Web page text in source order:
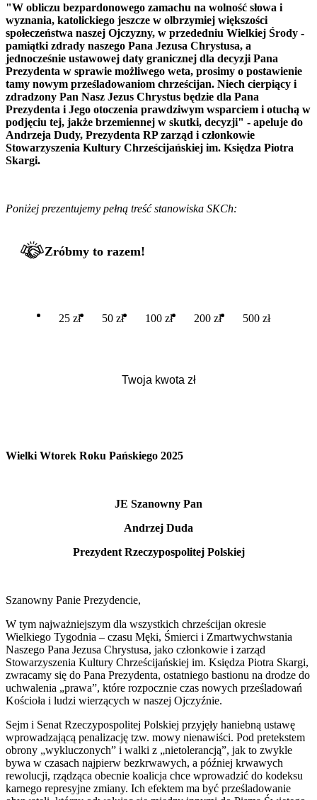
"W obliczu bezpardonowego zamachu na wolność słowa i
wyznania, katolickiego jeszcze w olbrzymiej większości
społeczeństwa naszej Ojczyzny, w przededniu Wielkiej Środy -
pamiątki zdrady naszego Pana Jezusa Chrystusa, a
jednocześnie ustawowej daty granicznej dla decyzji Pana
Prezydenta w sprawie możliwego weta, prosimy o postawienie
tamy nowym prześladowaniom chrześcijan. Niech cierpiący i
zdradzony Pan Nasz Jezus Chrystus będzie dla Pana
Prezydenta i Jego otoczenia prawdziwym wsparciem i otuchą w
podjęciu tej, jakże brzemiennej w skutki, decyzji" - apeluje do
Andrzeja Dudy, Prezydenta RP zarząd i członkowie
Stowarzyszenia Kultury Chrześcijańskiej im. Księdza Piotra
Skargi.
Poniżej prezentujemy pełną treść stanowiska SKCh:
Zróbmy to razem!
25 zł 50 zł 100 zł 200 zł 500 zł
Wielki Wtorek Roku Pańskiego 2025
JE Szanowny Pan
Andrzej Duda
Prezydent Rzeczypospolitej Polskiej
Szanowny Panie Prezydencie,
W tym najważniejszym dla wszystkich chrześcijan okresie
Wielkiego Tygodnia – czasu Męki, Śmierci i Zmartwychwstania
Naszego Pana Jezusa Chrystusa, jako członkowie i zarząd
Stowarzyszenia Kultury Chrześcijańskiej im. Księdza Piotra Skargi,
zwracamy się do Pana Prezydenta, ostatniego bastionu na drodze do
uchwalenia „prawa”, które rozpocznie czas nowych prześladowań
Kościoła i ludzi wierzących w naszej Ojczyźnie.
Sejm i Senat Rzeczypospolitej Polskiej przyjęły haniebną ustawę
wprowadzającą penalizację tzw. mowy nienawiści. Pod pretekstem
obrony „wykluczonych” i walki z „nietolerancją”, jak to zwykle
bywa w czasach najpierw bezkrwawych, a później krwawych
rewolucji, rządząca obecnie koalicja chce wprowadzić do kodeksu
karnego represyjne zmiany. Ich efektem ma być prześladowanie